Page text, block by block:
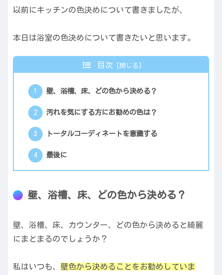
以前にキッチンの色決めについて書きましたが、
本日は浴室の色決めについて書きたいと思います。
目次
壁、浴槽、床、どの色から決める？
汚れを気にする方にお勧めの色は？
トータルコーディネートを意識する
最後に
壁、浴槽、床、どの色から決める？
壁、浴槽、床、カウンター、どの色から決めると綺麗
にまとまるのでしょうか？
私はいつも、 壁色から決めることをお勧めしていま